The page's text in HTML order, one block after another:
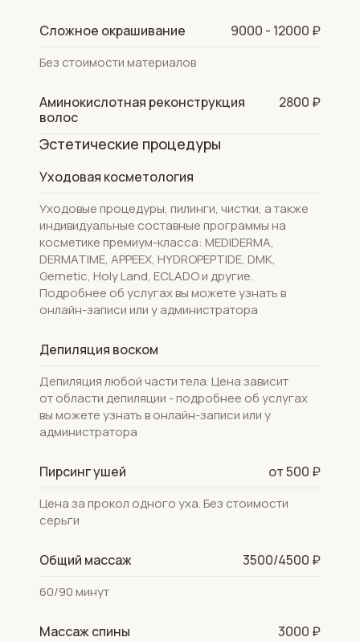
Сложное окрашивание 9000 - 12000 ₽
Без стоимости материалов
Аминокислотная реконструкция
волос
2800 ₽
Эстетические процедуры
Уходовая косметология
Уходовые процедуры, пилинги, чистки, а также
индивидуальные составные программы на
косметике премиум-класса: MEDIDERMA,
DERMATIME, APPEEX, HYDROPEPTIDE, DMK,
Gernetic, Holy Land, ECLADO и другие.
Подробнее об услугах вы можете узнать в
онлайн-записи или у администратора
Депиляция воском
Депиляция любой части тела. Цена зависит
от области депиляции - подробнее об услугах
вы можете узнать в онлайн-записи или у
администратора
Пирсинг ушей от 500 ₽
Цена за прокол одного уха. Без стоимости
серьги
Общий массаж 3500/4500 ₽
60/90 минут
Массаж спины 3000 ₽